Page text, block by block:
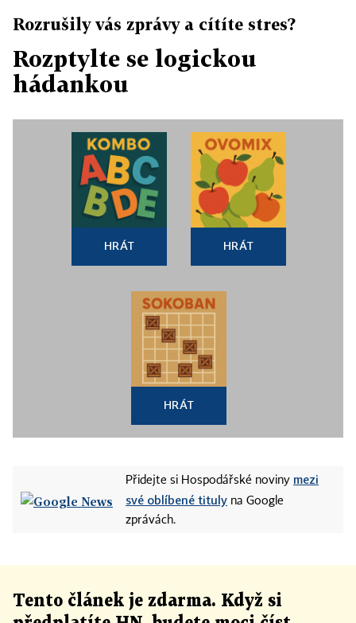
Rozrušily vás zprávy a cítíte stres?
Rozptylte se logickou
hádankou
HRÁT HRÁT
HRÁT
Přidejte si Hospodářské noviny mezi
své oblíbené tituly na Google
zprávách.
Tento článek je zdarma. Když si